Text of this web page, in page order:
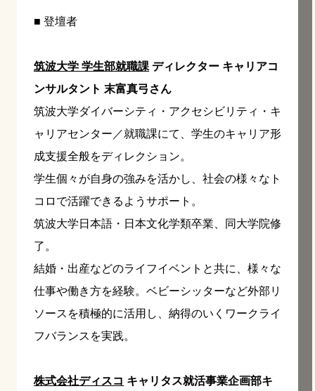
■ 登壇者
筑波大学 学生部就職課ディレクター キャリアコ
ンサルタント 末富真弓さん
筑波大学ダイバーシティ・アクセシビリティ・キ
ャリアセンター／就職課にて、学生のキャリア形
成支援全般をディレクション。
学生個々が自身の強みを活かし、社会の様々なト
コロで活躍できるようサポート。
筑波大学日本語・日本文化学類卒業、同大学院修
了。
結婚・出産などのライフイベントと共に、様々な
仕事や働き方を経験。ベビーシッターなど外部リ
ソースを積極的に活用し、納得のいくワークライ
フバランスを実践。
株式会社ディスコ キャリタス就活事業企画部キ